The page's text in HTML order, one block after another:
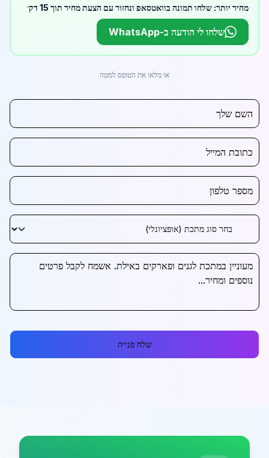
מהיר יותר: שלחו תמונה בוואטסאפ ונחזור עם הצעת מחיר תוך 15 דק׳
שלחו לי הודעה ב-WhatsApp
או מלאו את הטופס למטה
שלח פנייה